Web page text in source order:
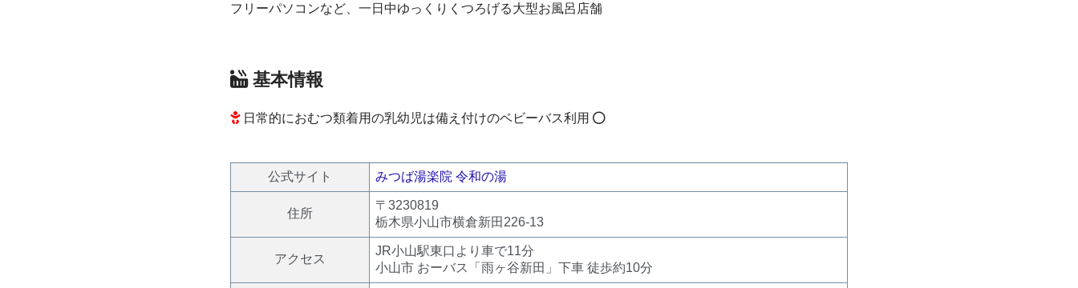
フリーパソコンなど、一日中ゆっくりくつろげる大型お風呂店舗
基本情報
日常的におむつ類着用の乳幼児は備え付けのベビーバス利用
公式サイト みつば湯楽院 令和の湯
住所
〒3230819
栃木県小山市横倉新田226-13
アクセス
JR小山駅東口より車で11分
小山市 おーバス「雨ヶ谷新田」下車 徒歩約10分